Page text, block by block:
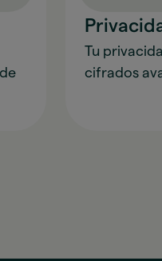
Tu
cifrados